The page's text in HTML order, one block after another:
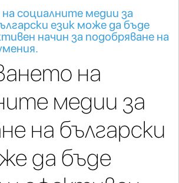
социалните медии за
език може да бъде
начин за подобряване на
на
медии за
на български
да бъде